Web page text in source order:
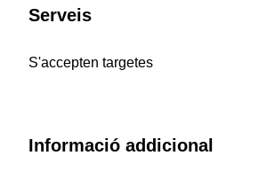
Serveis
S'accepten targetes
Informació addicional